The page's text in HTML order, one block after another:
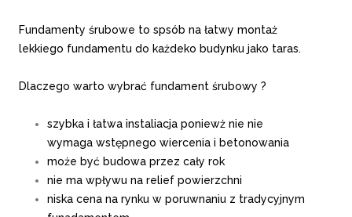
Fundamenty śrubowe to spsób na łatwy montaż
lekkiego fundamentu do każdeko budynku jako taras.
Dlaczego warto wybrać fundament śrubowy ?
szybka i łatwa instaliacja poniewż nie nie
wymaga wstępnego wiercenia i betonowania
może być budowa przez cały rok
nie ma wpływu na relief powierzchni
niska cena na rynku w poruwnaniu z tradycyjnym